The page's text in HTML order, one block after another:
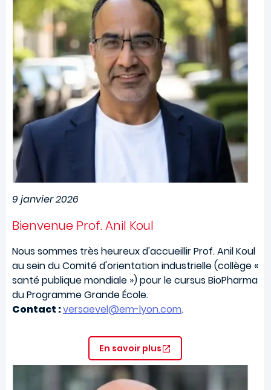
9 janvier 2026
Bienvenue Prof. Anil Koul
Nous sommes très heureux d'accueillir Prof. Anil Koul
au sein du Comité d'orientation industrielle (collège «
santé publique mondiale ») pour le cursus BioPharma
du Programme Grande École.
Contact :versaevel@em-lyon.com.
En savoir plus